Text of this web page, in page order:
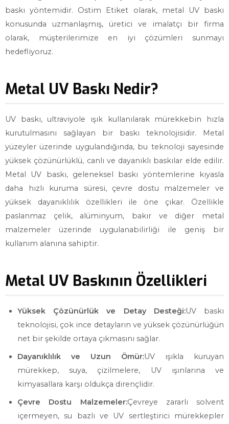
baskı yöntemidir. Ostim Etiket olarak, metal UV baskı
konusunda uzmanlaşmış, üretici ve imalatçı bir firma
olarak, müşterilerimize en iyi çözümleri sunmayı
hedefliyoruz.
Metal UV Baskı Nedir?
UV baskı, ultraviyole ışık kullanılarak mürekkebin hızla
kurutulmasını sağlayan bir baskı teknolojisidir. Metal
yüzeyler üzerinde uygulandığında, bu teknoloji sayesinde
yüksek çözünürlüklü, canlı ve dayanıklı baskılar elde edilir.
Metal UV baskı, geleneksel baskı yöntemlerine kıyasla
daha hızlı kuruma süresi, çevre dostu malzemeler ve
yüksek dayanıklılık özellikleri ile öne çıkar. Özellikle
paslanmaz çelik, alüminyum, bakır ve diğer metal
malzemeler üzerinde uygulanabilirliği ile geniş bir
kullanım alanına sahiptir.
Metal UV Baskının Özellikleri
Yüksek Çözünürlük ve Detay Desteği:UV baskı
teknolojisi, çok ince detayların ve yüksek çözünürlüğün
net bir şekilde ortaya çıkmasını sağlar.
Dayanıklılık ve Uzun Ömür:UV ışıkla kuruyan
mürekkep, suya, çizilmelere, UV ışınlarına ve
kimyasallara karşı oldukça dirençlidir.
Çevre Dostu Malzemeler:Çevreye zararlı solvent
içermeyen, su bazlı ve UV sertleştirici mürekkepler